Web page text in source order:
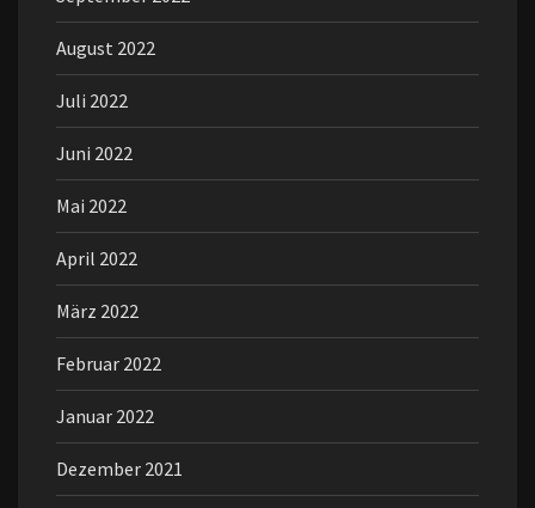
August 2022
Juli 2022
Juni 2022
Mai 2022
April 2022
März 2022
Februar 2022
Januar 2022
Dezember 2021